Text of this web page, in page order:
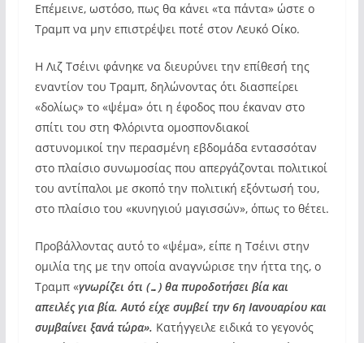
Επέμεινε, ωστόσο, πως θα κάνει «τα πάντα» ώστε ο
Τραμπ να μην επιστρέψει ποτέ στον Λευκό Οίκο.
Η Λιζ Τσέινι φάνηκε να διευρύνει την επίθεσή της
εναντίον του Τραμπ, δηλώνοντας ότι διασπείρει
«δολίως» το «ψέμα» ότι η έφοδος που έκαναν στο
σπίτι του στη Φλόριντα ομοσπονδιακοί
αστυνομικοί την περασμένη εβδομάδα εντασσόταν
στο πλαίσιο συνωμοσίας που απεργάζονται πολιτικοί
του αντίπαλοι με σκοπό την πολιτική εξόντωσή του,
στο πλαίσιο του «κυνηγιού μαγισσών», όπως το θέτει.
Προβάλλοντας αυτό το «ψέμα», είπε η Τσέινι στην
ομιλία της με την οποία αναγνώρισε την ήττα της, ο
Τραμπ «γνωρίζει ότι (…) θα πυροδοτήσει βία και
απειλές για βία. Αυτό είχε συμβεί την 6η Ιανουαρίου και
συμβαίνει ξανά τώρα». Κατήγγειλε ειδικά το γεγονός